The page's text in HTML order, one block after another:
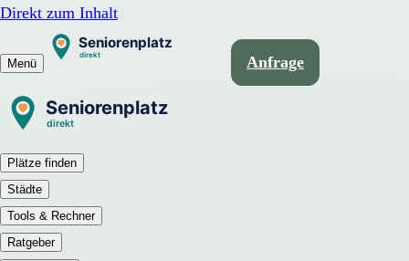
Direkt zum Inhalt
Menü Anfrage
Plätze finden
Städte
Tools & Rechner
Ratgeber